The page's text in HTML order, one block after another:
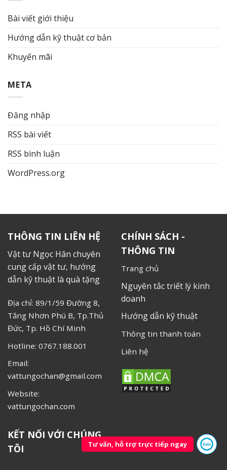
Bài viết giới thiệu
Hướng dẫn kỹ thuật cơ bản
Khuyến mãi
META
Đăng nhập
RSS bài viết
RSS bình luận
WordPress.org
THÔNG TIN LIÊN HỆ
Vật tư Ngọc Hân chuyên
cung cấp vật tư, hướng
dẫn kỹ thuật là quà tặng
Địa chỉ: 89/1/59 Đường 8,
Tăng Nhơn Phú B, Tp.Thủ
Đức, Tp. Hồ Chí Minh
Hotline: 0767.188.001
Email:
vattungochan@gmail.com
Website:
vattungochan.com
CHÍNH SÁCH -
THÔNG TIN
Trang chủ
Nguyên tắc triết lý kinh
doanh
Hướng dẫn kỹ thuật
Thông tin thanh toán
Liên hệ
KẾT NỐI VỚI CHÚNG
TÔI
Tư vấn, hỗ trợ trực tiếp ngay